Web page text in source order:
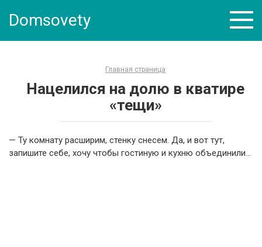
Domsovety
Главная страница
Нацелился на долю в кватире
«тещи»
— Ту комнату расширим, стенку снесем. Да, и вот тут,
запишите себе, хочу чтобы гостиную и кухню объединили…